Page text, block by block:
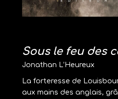
Sous le feu des
Jonathan L’Heureux
La forteresse de
aux mains des anglais,